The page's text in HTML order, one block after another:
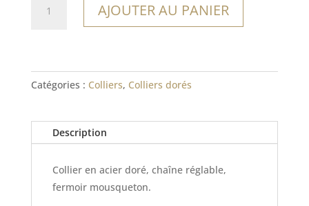
AJOUTER AU PANIER
Catégories : Colliers, Colliers dorés
Description
Collier en acier doré, chaîne réglable,
fermoir mousqueton.